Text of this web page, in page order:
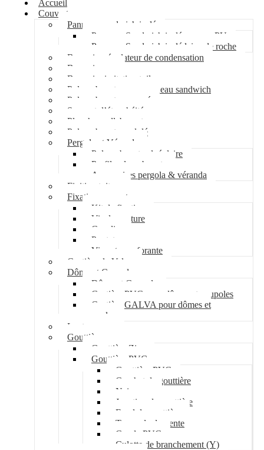
Accueil
Couverture
Panneau sandwich isolé
Panneau Sandwich isolé mousse PU
Panneau Sandwich isolé laine de roche
Bac acier régulateur de condensation
Bac acier sec
Bac acier imitation tuile
Polycarbonate pour panneau sandwich
Polycarbonate nervuré
Support d’étanchéité
Plancher collaborant
Polycarbonate ondulé
Pergola et Véranda
Polycarbonate alvéolaire
Profil polycarbonate
Accessoires pergola & véranda
Finition toiture
Fixation couverture
Kit de fixation
Vis de couture
Cavalier
Pontet
Vis auto-perforante
Costière de Velux
Dôme et Coupole
Dôme et Coupole
Costière PVC pour dômes et coupoles
Costière GALVA pour dômes et
coupoles
Lanterneau
Gouttière
Gouttière Zinc
Gouttière PVC
Gouttière PVC
Crochet de gouttière
Naissance
Jonction de gouttière
Fond de gouttière
Tuyau de descente
Coude PVC
Culotte de branchement (Y)